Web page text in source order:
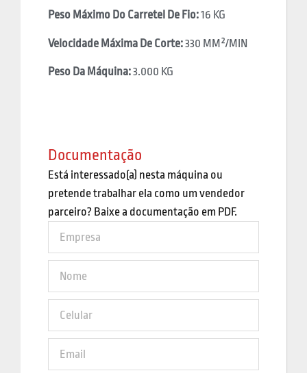
Peso Máximo Do Carretel De Fio:16 KG
Velocidade Máxima De Corte:330 MM²/MIN
Peso Da Máquina:3.000 KG
Documentação
Está interessado(a) nesta máquina ou
pretende trabalhar ela como um vendedor
parceiro? Baixe a documentação em PDF.